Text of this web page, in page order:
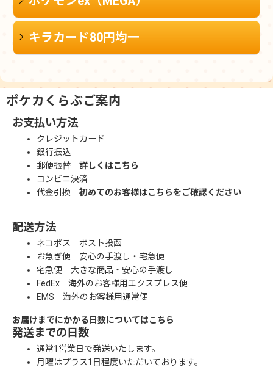
キラカード80円均一
ポケカくらぶご案内
お支払い方法
クレジットカード
銀行振込
郵便振替 詳しくはこちら
コンビニ決済
代金引換 初めてのお客様はこちらをご確認ください
配送方法
ネコポス ポスト投函
お急ぎ便 安心の手渡し・宅急便
宅急便 大きな商品・安心の手渡し
FedEx 海外のお客様用エクスプレス便
EMS 海外のお客様用通常便
お届けまでにかかる日数についてはこちら
発送までの日数
通常1営業日で発送いたします。
月曜はプラス1日程度いただいております。